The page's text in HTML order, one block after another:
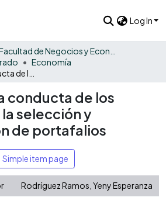
Log In
Economía
conducta de los
selección y
de portafalios
Simple item page
Rodríguez Ramos, Yeny Esperanza